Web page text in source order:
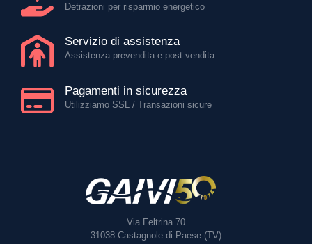
Detrazioni per risparmio energetico
Servizio di assistenza
Assistenza prevendita e post-vendita
Pagamenti in sicurezza
Utilizziamo SSL / Transazioni sicure
Via Feltrina 70
31038 Castagnole di Paese (TV)